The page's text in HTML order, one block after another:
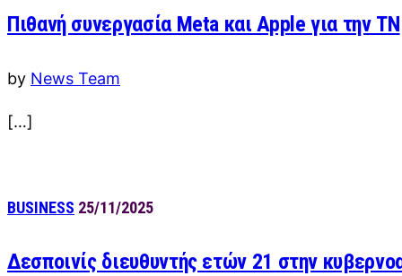
Πιθανή συνεργασία Meta και Apple για την ΤΝ
by News Team
[…]
BUSINESS 25/11/2025
Δεσποινίς διευθυντής ετών 21 στην